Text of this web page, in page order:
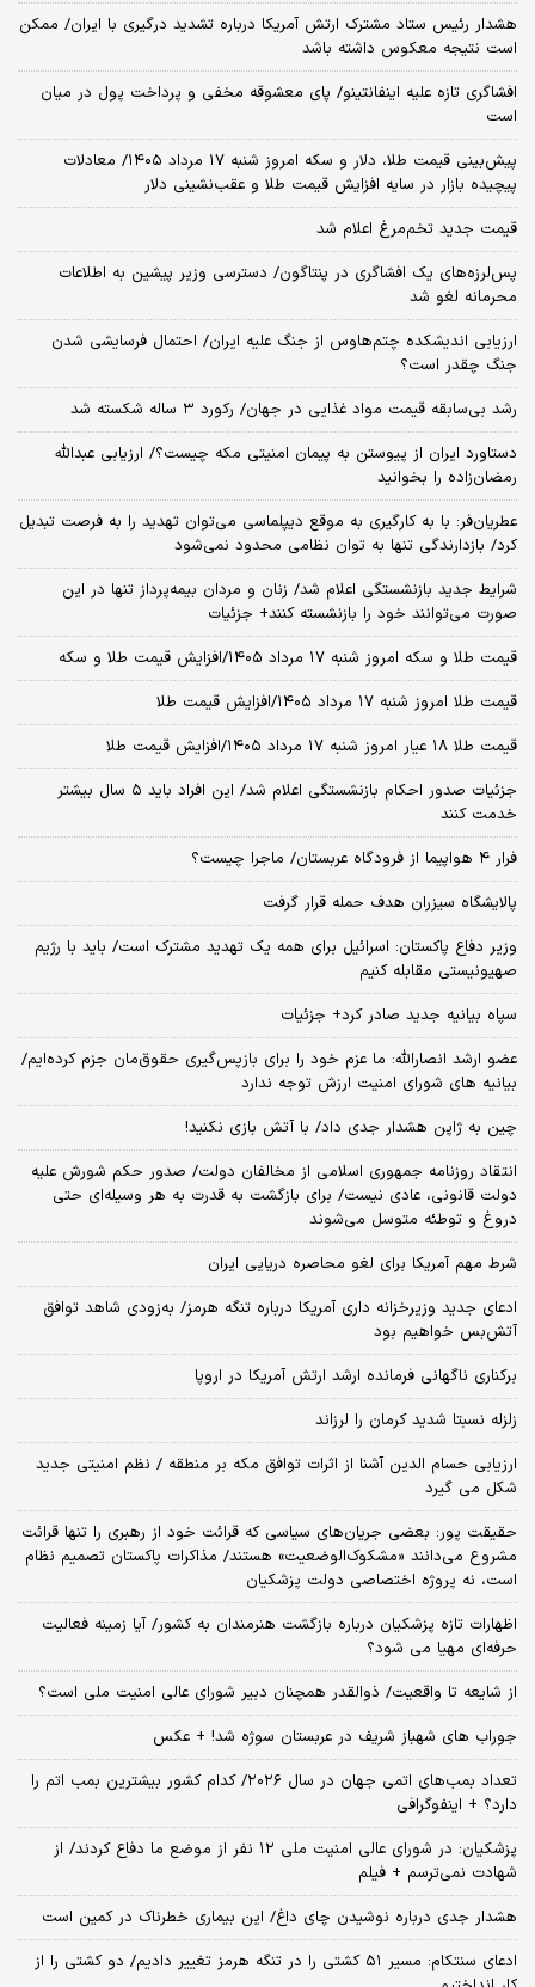
هشدار رئیس ستاد مشترک ارتش آمریکا درباره تشدید درگیری با ایران/ ممکن
است نتیجه معکوس داشته باشد
افشاگری تازه علیه اینفانتینو/ پای معشوقه مخفی و پرداخت پول در میان
است
پیش‌بینی قیمت طلا، دلار و سکه امروز شنبه ۱۷ مرداد ۱۴۰۵/ معادلات
پیچیده بازار در سایه افزایش قیمت طلا و عقب‌نشینی دلار
قیمت جدید تخم‌مرغ اعلام شد
پس‌لرزه‌های یک افشاگری در پنتاگون/ دسترسی وزیر پیشین به اطلاعات
محرمانه لغو شد
ارزیابی اندیشکده چتم‌هاوس از جنگ علیه ایران/ احتمال فرسایشی شدن
جنگ چقدر است؟
رشد بی‌سابقه قیمت مواد غذایی در جهان/ رکورد ۳ ساله شکسته شد
دستاورد ایران از پیوستن به پیمان امنیتی مکه چیست؟/ ارزیابی عبدالله
رمضان‌زاده را بخوانید
عطریان‌فر: با به کارگیری به موقع دیپلماسی می‌توان تهدید را به فرصت تبدیل
کرد/ بازدارندگی تنها به توان نظامی محدود نمی‌شود
شرایط جدید بازنشستگی اعلام شد/ زنان و مردان بیمه‌پرداز تنها در این
صورت می‌توانند خود را بازنشسته کنند+ جزئیات
قیمت طلا و سکه امروز شنبه ۱۷ مرداد ۱۴۰۵/افزایش قیمت طلا و سکه
قیمت طلا امروز شنبه ۱۷ مرداد ۱۴۰۵/افزایش قیمت طلا
قیمت طلا ۱۸ عیار امروز شنبه ۱۷ مرداد ۱۴۰۵/افزایش قیمت طلا
جزئیات صدور احکام بازنشستگی اعلام شد/ این افراد باید ۵ سال بیشتر
خدمت کنند
فرار ۴ هواپیما از فرودگاه عربستان/ ماجرا چیست؟
پالایشگاه سیزران هدف حمله قرار گرفت
وزیر دفاع پاکستان: اسرائیل برای همه یک تهدید مشترک است/ باید با رژیم
صهیونیستی مقابله کنیم
سپاه بیانیه جدید صادر کرد+ جزئیات
عضو ارشد انصارالله: ما عزم خود را برای بازپس‌گیری حقوق‌مان جزم کرده‌ایم/
بیانیه‌ های شورای امنیت ارزش توجه ندارد
چین به ژاپن هشدار جدی داد/ با آتش بازی نکنید!
انتقاد روزنامه جمهوری اسلامی از مخالفان دولت/ صدور حکم شورش علیه
دولت قانونی، عادی نیست/ برای بازگشت به قدرت به هر وسیله‌ای حتی
دروغ و توطئه متوسل می‌شوند
شرط مهم آمریکا برای لغو محاصره دریایی ایران
ادعای جدید وزیرخزانه داری آمریکا درباره تنگه هرمز/ به‌زودی شاهد توافق
آتش‌بس خواهیم بود
برکناری ناگهانی فرمانده ارشد ارتش آمریکا در اروپا
زلزله نسبتا شدید کرمان را لرزاند
ارزیابی حسام الدین آشنا از اثرات توافق مکه بر منطقه / نظم امنیتی جدید
شکل می گیرد
حقیقت پور: بعضی جریان‌های سیاسی که قرائت خود از رهبری را تنها قرائت
مشروع می‌دانند «مشکوک‌الوضعیت» هستند/ مذاکرات پاکستان تصمیم نظام
است، نه پروژه اختصاصی دولت پزشکیان
اظهارات تازه پزشکیان درباره بازگشت هنرمندان به کشور/ آیا زمینه فعالیت
حرفه‌ای مهیا می شود؟
از شایعه تا واقعیت/ ذوالقدر همچنان دبیر شورای ‌عالی امنیت ملی است؟
جوراب های شهباز شریف در عربستان سوژه شد! + عکس
تعداد بمب‌های اتمی جهان در سال ۲۰۲۶/ کدام کشور بیشترین بمب اتم را
دارد؟ + اینفوگرافی
پزشکیان: در شورای عالی امنیت ملی ۱۲ نفر از موضع ما دفاع کردند/ از
شهادت نمی‌ترسم + فیلم
هشدار جدی درباره نوشیدن چای داغ/ این بیماری خطرناک در کمین است
ادعای سنتکام: مسیر ۵۱ کشتی را در تنگه هرمز تغییر دادیم/ دو کشتی را از